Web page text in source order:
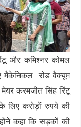
और कमिश्नर कोमल
मैकेनिकल रोड वैक्यूम
मेयर करमजीत सिंह रिंटू
लिए करोड़ों रुपये की
कहा कि सड़कों की